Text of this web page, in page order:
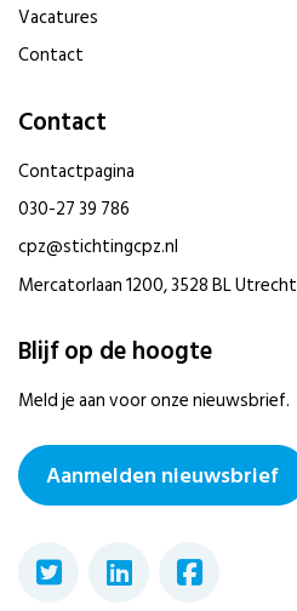
Vacatures
Contact
Contact
Contactpagina
030-27 39 786
cpz@stichtingcpz.nl
Mercatorlaan 1200, 3528 BL Utrecht
Blijf op de hoogte
Meld je aan voor onze nieuwsbrief.
Aanmelden nieuwsbrief